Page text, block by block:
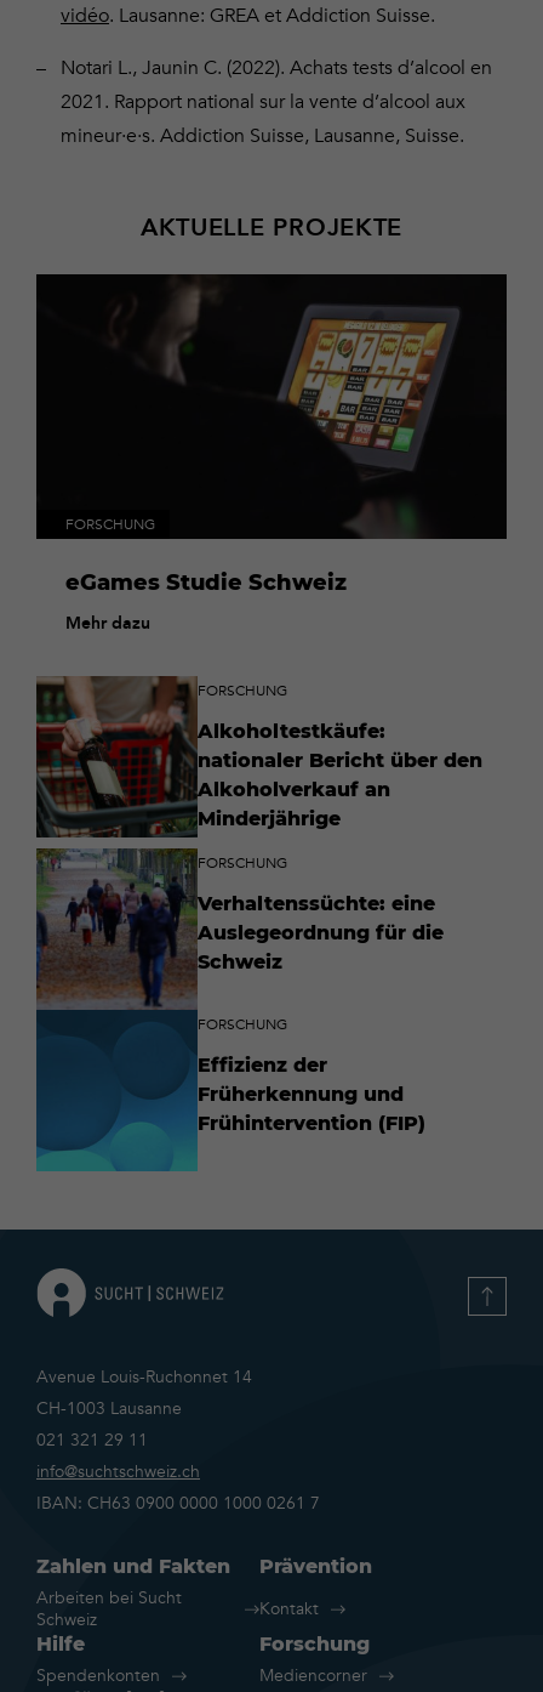
vidéo. Lausanne: GREA et Addiction Suisse.
Notari L., Jaunin C. (2022). Achats tests d’alcool en
2021. Rapport national sur la vente d’alcool aux
mineur∙e∙s. Addiction Suisse, Lausanne, Suisse.
AKTUELLE PROJEKTE
FORSCHUNG
eGames Studie Schweiz
Mehr dazu
FORSCHUNG
Alkoholtestkäufe:
nationaler Bericht über den
Alkoholverkauf an
Minderjährige
FORSCHUNG
Verhaltenssüchte: eine
Auslegeordnung für die
Schweiz
FORSCHUNG
Effizienz der
Früherkennung und
Frühintervention (FIP)
Avenue Louis-Ruchonnet 14
CH-1003 Lausanne
021 321 29 11
info@suchtschweiz.ch
IBAN: CH63 0900 0000 1000 0261 7
Zahlen und Fakten
Arbeiten bei Sucht
Schweiz
Prävention
Kontakt
Hilfe
Spendenkonten
Forschung
Mediencorner